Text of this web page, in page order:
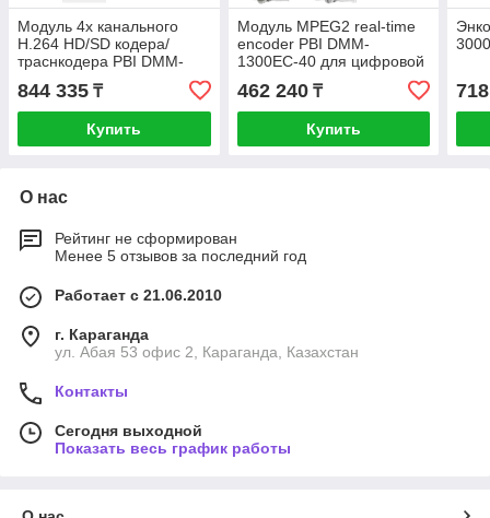
Модуль 4х канального
H.264 HD/SD кодера/
траснкодера PBI DMM-
2410EC-S для цифровой
ГС PBI DMM-1000
844 335 ₸
Купить
Модуль MPEG2 real-time
encoder PBI DMM-
1300EC-40 для цифровой
ГС PBI DMM-1000 used
462 240₸
Купить
О нас
Рейтинг не сформирован
Менее 5 отзывов за последний год
Работает с 21.06.2010
г. Караганда
ул. Абая 53 офис 2, Караганда, Казахстан
Контакты
Сегодня выходной
Показать весь график работы